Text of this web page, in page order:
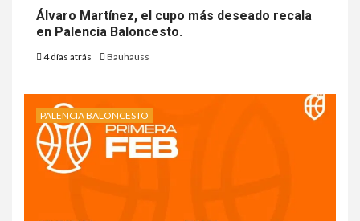
Álvaro Martínez, el cupo más deseado recala
en Palencia Baloncesto.
4 días atrás Bauhauss
PALENCIA BALONCESTO